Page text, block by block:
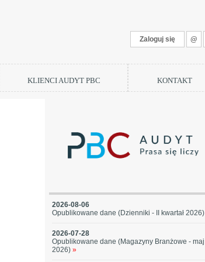
Zaloguj się @
KLIENCI AUDYT PBC KONTAKT
2026-08-06
Opublikowane dane (Dzienniki - II kwartał 2026)
2026-07-28
Opublikowane dane (Magazyny Branżowe - maj
2026) »